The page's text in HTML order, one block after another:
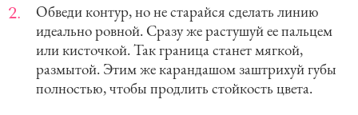
Обведи контур, но не старайся сделать линию
идеально ровной. Сразу же растушуй ее пальцем
или кисточкой. Так граница станет мягкой,
размытой. Этим же карандашом заштрихуй губы
полностью, чтобы продлить стойкость цвета.